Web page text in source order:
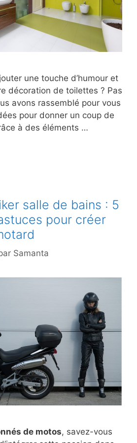
une touche d’humour et
décoration de toilettes ? Pas
avons rassemblé pour vous
pour donner un coup de
à des éléments …
salle de bains : 5
pour créer
Samanta
de motos, savez-vous